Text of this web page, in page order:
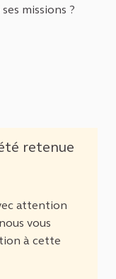
missions ?
retenue
attention
vous
à cette